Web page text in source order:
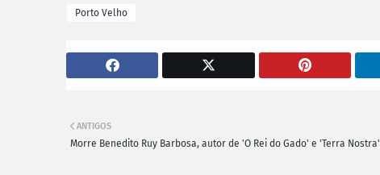
Porto Velho
ANTIGOS
Morre Benedito Ruy Barbosa, autor de 'O Rei do Gado' e 'Terra Nostra'